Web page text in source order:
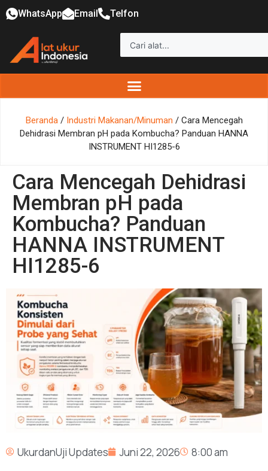
WhatsApp Email Telfon
Beranda/ Industri Makanan/Minuman / Cara Mencegah
Dehidrasi Membran pH pada Kombucha? Panduan HANNA
INSTRUMENT HI1285-6
Cara Mencegah Dehidrasi
Membran pH pada
Kombucha? Panduan
HANNA INSTRUMENT
HI1285-6
UkurdanUji Updates Juni 22, 2026
8:00 am